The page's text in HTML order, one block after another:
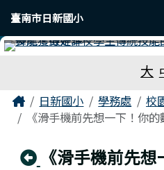
臺南市日新國小
導覽列
臺南市日新國小
大
主內容區域
Home日新國小 學務處
校
《滑手機前先想一下！你
回上頁
《滑手機前先
頁尾區域